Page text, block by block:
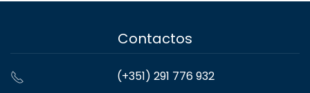
Contactos
(+351) 291 776 932